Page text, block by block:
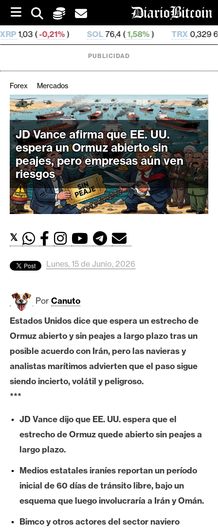
i
p
t
o
SOL76,4 (1,58% TRX0,329 644 ( 0,27% )
C
r
i
p
t
o
M
e
r
d
s
B
t
c
o
i
n
t
h
e
e
u
PUBLICIDAD
Forex Mercados
JD Vance afirma que EE. UU.
espera un Ormuz abierto sin
peajes, pero empresas aún ven
riesgos
𝕏
Lunes, 15 de Junio, 2026
Por Canuto
Estados Unidos dice que espera un estrecho de
Ormuz abierto y sin peajes a largo plazo tras un
posible acuerdo con Irán, pero las navieras y
analistas marítimos advierten que el paso sigue
siendo incierto, volátil y peligroso.
***
JD Vance dijo que EE. UU. espera que el
estrecho de Ormuz quede abierto sin peajes a
largo plazo.
Medios estatales iraníes reportan un período
inicial de 60 días de tránsito libre, bajo un
esquema que luego involucraría a Irán y Omán.
Bimco y otros actores del sector naviero